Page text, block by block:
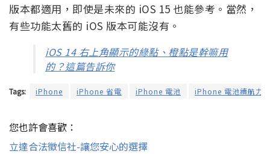
版本都適用，即使是未來的 iOS 15 也能參考。當然，
有些功能太舊的 iOS 版本可能沒有。
iOS 14 右上角顯示的綠點、橙點是幹嘛用
的？這篇告訴你
Tags: iPhone iPhone 省電 iPhone 電池 iPhone 電池續航力
您也許會喜歡：
立達合法徵信社-讓您安心的選擇